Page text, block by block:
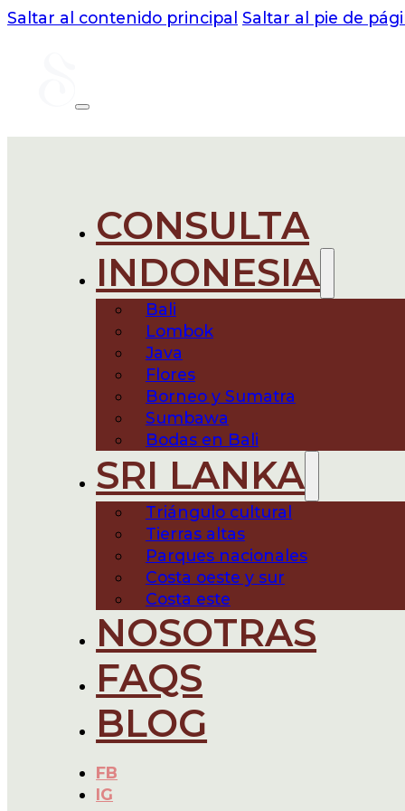
Saltar al contenido principal Saltar al pie de
CONSULTA
INDONESIA
Bali
Lombok
Java
Flores
Borneo y Sumatra
Sumbawa
Bodas en Bali
SRI LANKA
Triángulo cultural
Tierras altas
Parques nacionales
Costa oeste y sur
Costa este
NOSOTRAS
FAQS
BLOG
FB
IG